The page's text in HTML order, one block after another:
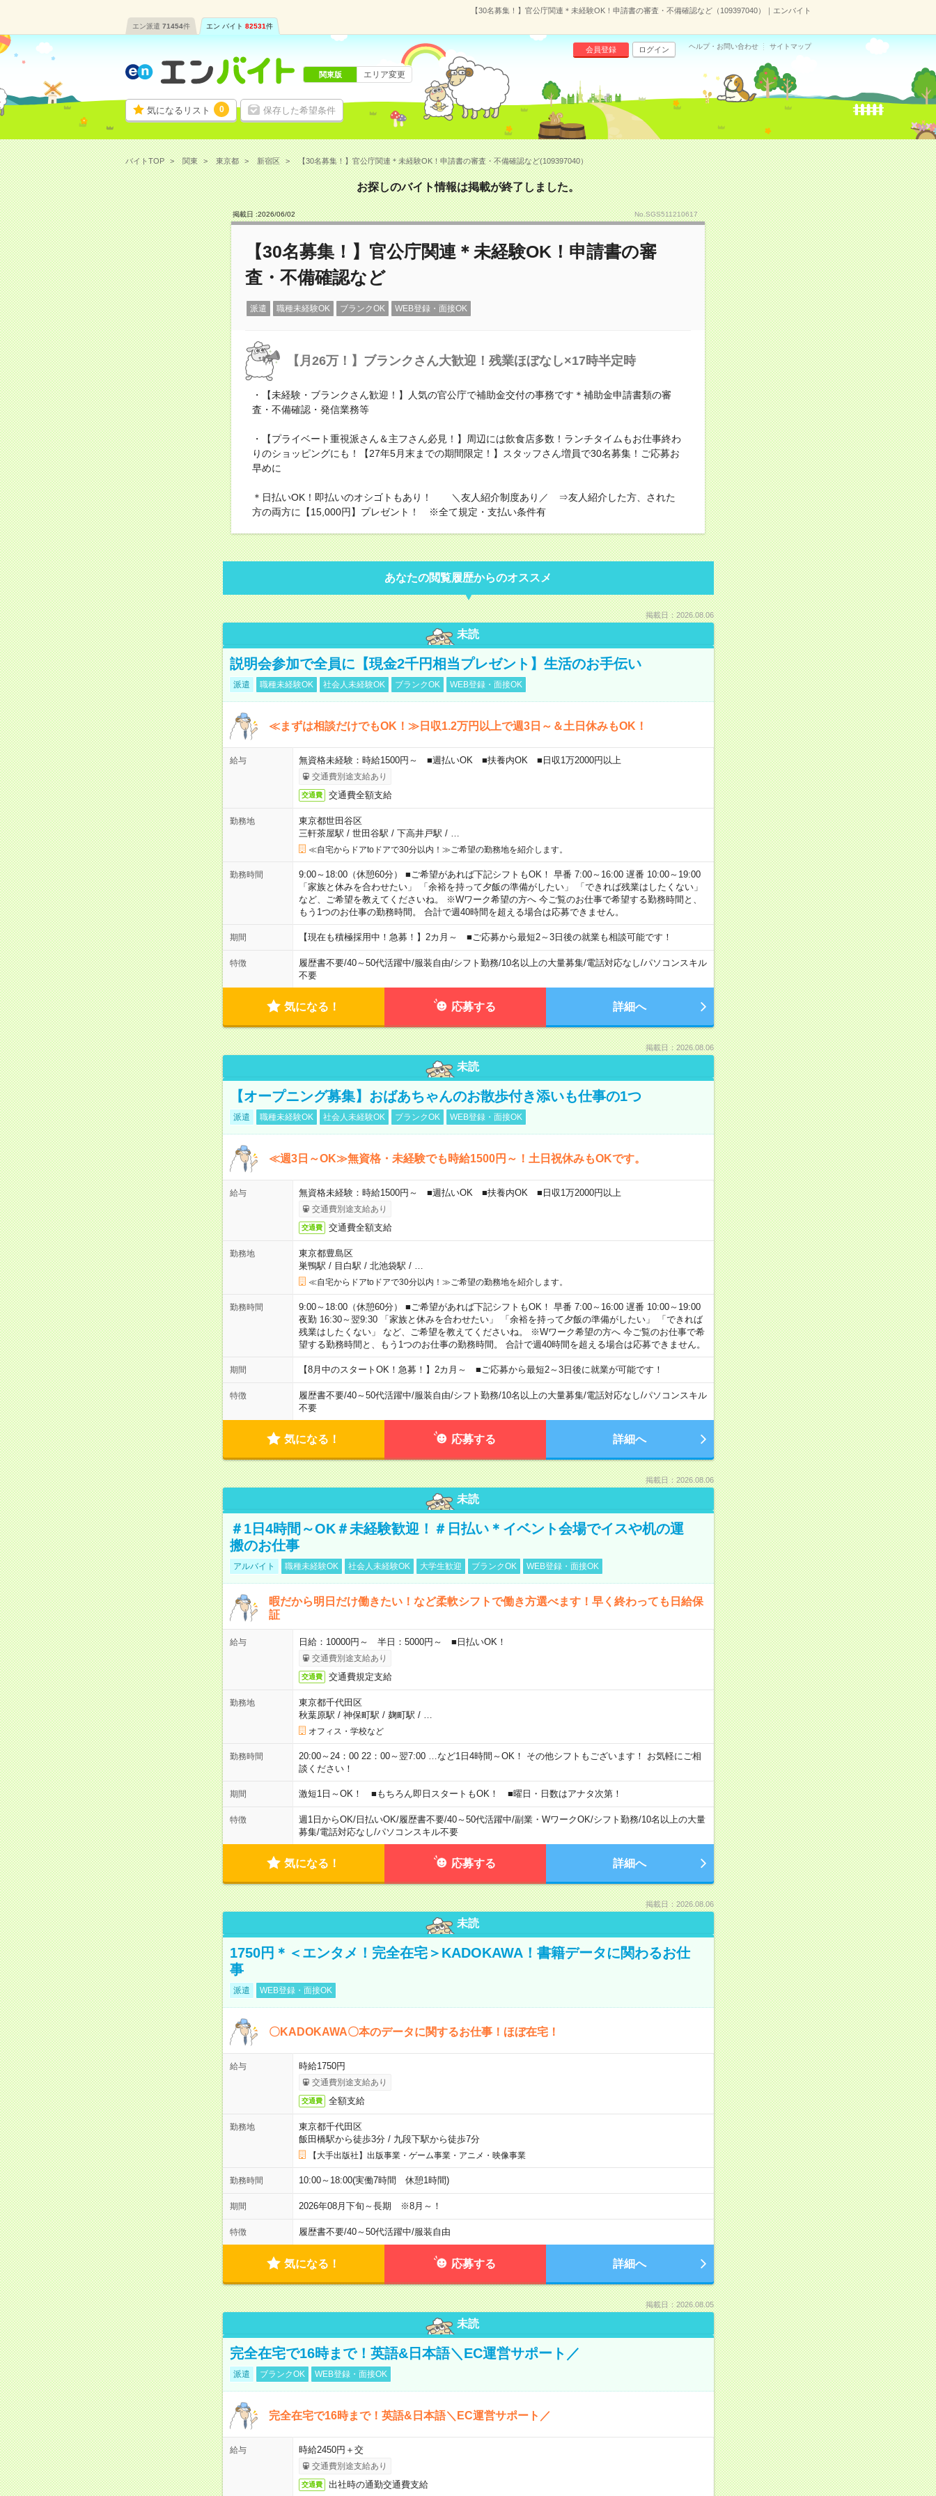
【30名募集！】官公庁関連＊未経験OK！申請書の審査・不備確認など（109397040）｜エンバイト
エン派遣 71454件 エン バイト 82531件
気になるリスト 0 保存した希望条件
会員登録 ログイン ヘルプ・お問い合わせ サイトマップ
関東版 エリア変更
バイトTOP 関東 東京都 新宿区 【30名募集！】官公庁関連＊未経験OK！申請書の審査・不備確認など(109397040）
お探しのバイト情報は掲載が終了しました。
掲載日 :2026/06/02 No.SGS511210617
【30名募集！】官公庁関連＊未経験OK！申請書の審
査・不備確認など
派遣 職種未経験OK ブランクOK WEB登録・面接OK
【月26万！】ブランクさん大歓迎！残業ほぼなし×17時半定時
・【未経験・ブランクさん歓迎！】人気の官公庁で補助金交付の事務です＊補助金申請書類の審
査・不備確認・発信業務等
・【プライベート重視派さん＆主フさん必見！】周辺には飲食店多数！ランチタイムもお仕事終わ
りのショッピングにも！【27年5月末までの期間限定！】スタッフさん増員で30名募集！ご応募お
早めに
＊日払いOK！即払いのオシゴトもあり！ ＼友人紹介制度あり／ ⇒友人紹介した方、された
方の両方に【15,000円】プレゼント！ ※全て規定・支払い条件有
あなたの閲覧履歴からのオススメ
掲載日：2026.08.06
未読
説明会参加で全員に【現金2千円相当プレゼント】生活のお手伝い
派遣 職種未経験OK 社会人未経験OK ブランクOK WEB登録・面接OK
≪まずは相談だけでもOK！≫日収1.2万円以上で週3日～＆土日休みもOK！
給与 無資格未経験：時給1500円～ ■週払いOK ■扶養内OK ■日収1万2000円以上
交通費別途支給あり
交通費 交通費全額支給
勤務地
東京都世田谷区
三軒茶屋駅 / 世田谷駅 / 下高井戸駅 /
≪自宅からドアtoドアで30分以内！≫ご希望の勤務地を紹介します。
勤務時間
9:00～18:00（休憩60分） ■ご希望があれば下記シフトもOK！ 早番 7:00～16:00 遅番 10:00～19:00
「家族と休みを合わせたい」 「余裕を持って夕飯の準備がしたい」 「できれば残業はしたくない」
など、ご希望を教えてくださいね。 ※Wワーク希望の方へ 今ご覧のお仕事で希望する勤務時間と、
もう1つのお仕事の勤務時間。 合計で週40時間を超える場合は応募できません。
期間 【現在も積極採用中！急募！】2カ月～ ■ご応募から最短2～3日後の就業も相談可能です！
特徴 履歴書不要/40～50代活躍中/服装自由/シフト勤務/10名以上の大量募集/電話対応なし/パソコンスキル
不要
気になる！ 応募する 詳細へ
掲載日：2026.08.06
未読
【オープニング募集】おばあちゃんのお散歩付き添いも仕事の1つ
派遣 職種未経験OK 社会人未経験OK ブランクOK WEB登録・面接OK
≪週3日～OK≫無資格・未経験でも時給1500円～！土日祝休みもOKです。
給与 無資格未経験：時給1500円～ ■週払いOK ■扶養内OK ■日収1万2000円以上
交通費別途支給あり
交通費 交通費全額支給
勤務地
東京都豊島区
巣鴨駅 / 目白駅 / 北池袋駅 /
≪自宅からドアtoドアで30分以内！≫ご希望の勤務地を紹介します。
勤務時間
9:00～18:00（休憩60分） ■ご希望があれば下記シフトもOK！ 早番 7:00～16:00 遅番 10:00～19:00
夜勤 16:30～翌9:30 「家族と休みを合わせたい」 「余裕を持って夕飯の準備がしたい」 「できれば
残業はしたくない」 など、ご希望を教えてくださいね。 ※Wワーク希望の方へ 今ご覧のお仕事で希
望する勤務時間と、もう1つのお仕事の勤務時間。 合計で週40時間を超える場合は応募できません。
期間 【8月中のスタートOK！急募！】2カ月～ ■ご応募から最短2～3日後に就業が可能です！
特徴 履歴書不要/40～50代活躍中/服装自由/シフト勤務/10名以上の大量募集/電話対応なし/パソコンスキル
不要
気になる！ 応募する 詳細へ
掲載日：2026.08.06
未読
＃1日4時間～OK＃未経験歓迎！＃日払い＊イベント会場でイスや机の運
搬のお仕事
アルバイト 職種未経験OK 社会人未経験OK 大学生歓迎 ブランクOK WEB登録・面接OK
暇だから明日だけ働きたい！など柔軟シフトで働き方選べます！早く終わっても日給保
証
給与 日給：10000円～ 半日：5000円～ ■日払いOK！
交通費別途支給あり
交通費 交通費規定支給
勤務地
東京都千代田区
秋葉原駅 / 神保町駅 / 麹町駅 /
オフィス・学校など
勤務時間
20:00～24：00 22：00～翌7:00 …など1日4時間～OK！ その他シフトもございます！ お気軽にご相
談ください！
期間 激短1日～OK！ ■もちろん即日スタートもOK！ ■曜日・日数はアナタ次第！
特徴 週1日からOK/日払いOK/履歴書不要/40～50代活躍中/副業・WワークOK/シフト勤務/10名以上の大量
募集/電話対応なし/パソコンスキル不要
気になる！ 応募する 詳細へ
掲載日：2026.08.06
未読
1750円＊＜エンタメ！完全在宅＞KADOKAWA！書籍データに関わるお仕
事
派遣 WEB登録・面接OK
〇KADOKAWA〇本のデータに関するお仕事！ほぼ在宅！
給与 時給1750円
交通費別途支給あり
交通費 全額支給
勤務地
東京都千代田区
飯田橋駅から徒歩3分/ 九段下駅から徒歩7分
【大手出版社】出版事業・ゲーム事業・アニメ・映像事業
勤務時間 10:00～18:00(実働7時間 休憩1時間)
期間 2026年08月下旬～長期 ※8月～！
特徴 履歴書不要/40～50代活躍中/服装自由
気になる！ 応募する 詳細へ
掲載日：2026.08.05
未読
完全在宅で16時まで！英語&日本語＼EC運営サポート／
派遣 ブランクOK WEB登録・面接OK
完全在宅で16時まで！英語&日本語＼EC運営サポート／
給与 時給2450円＋交
交通費別途支給あり
交通費 出社時の通勤交通費支給